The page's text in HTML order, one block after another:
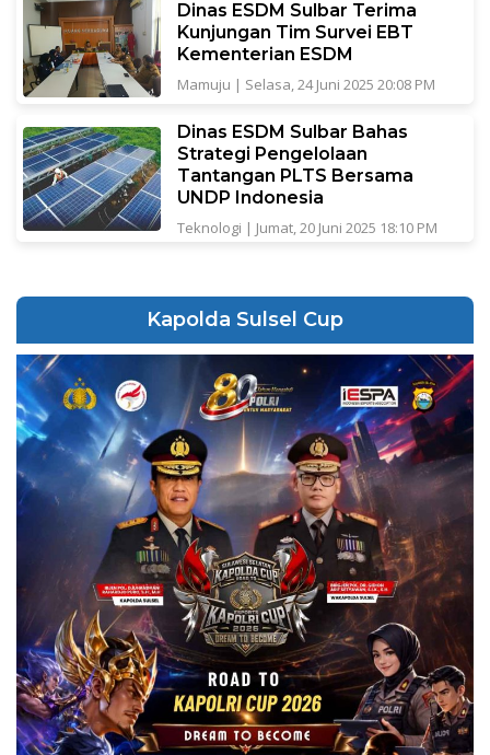
Dinas ESDM Sulbar Terima
Kunjungan Tim Survei EBT
Kementerian ESDM
Mamuju | Selasa, 24 Juni 2025 20:08 PM
Dinas ESDM Sulbar Bahas
Strategi Pengelolaan
Tantangan PLTS Bersama
UNDP Indonesia
Teknologi | Jumat, 20 Juni 2025 18:10 PM
Kapolda Sulsel Cup